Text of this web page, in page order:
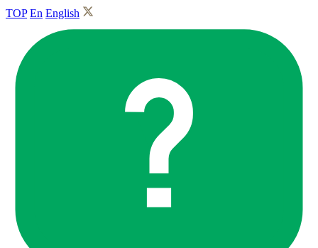
TOP En English